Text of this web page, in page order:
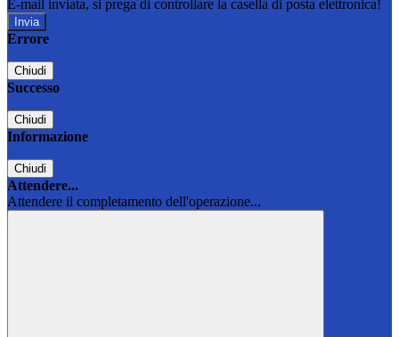
E-mail inviata, si prega di controllare la casella di posta elettronica!
Errore
Chiudi
Successo
Chiudi
Informazione
Chiudi
Attendere...
Attendere il completamento dell'operazione...